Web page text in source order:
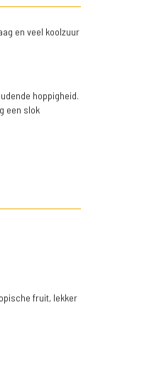
en veel koolzuur
hoppigheid.
een slok
fruit, lekker